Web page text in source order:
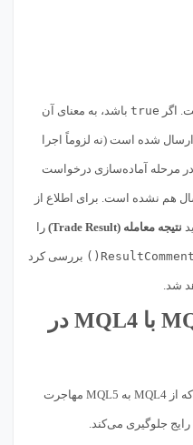
اگر true باشد، به معنای آن
شده است (نه لزوماً اجرا
مرحله آماده‌سازی درخواست
هم نشده است. برای اطلاع از
نتیجه معامله (Trade Result) را
ResultComment() بررسی کرد
شد.
تفاوت‌های کلیدی MQL5 با MQL4 در
درک این تفاوت‌ها برای برنامه‌نویسانی که از MQL4 به MQL5 مهاجرت
جلوگیری می‌کند.